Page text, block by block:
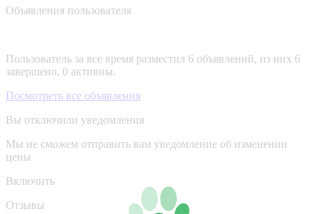
Объявления пользователя
Пользователь за все время разместил 6 объявлений, из них 6
завершено, 0 активны.
Посмотреть все объявления
Вы отключили уведомления
Мы не сможем отправить вам уведомление об изменении
цены
Включить
Отзывы